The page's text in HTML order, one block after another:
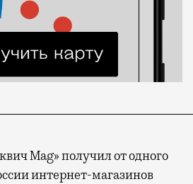
Mag» получил от одного
интернет-магазинов